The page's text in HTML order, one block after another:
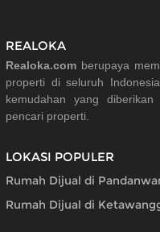
REALOKA
Realoka.com berupaya
properti di seluruh
kemudahan yang
pencari properti.
LOKASI POPULER
Rumah Dijual di
Rumah Dijual di